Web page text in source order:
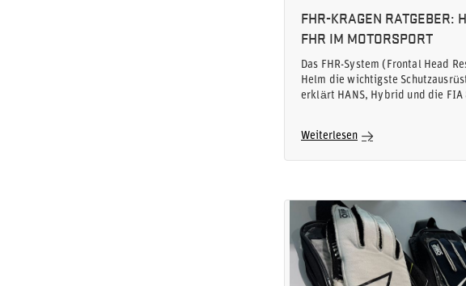
FHR-KRAGEN RATGEBER:
FHR IM MOTORSPORT
Das FHR-System (Frontal Head
Helm die wichtigste
erklärt HANS, Hybrid und die
Weiterlesen